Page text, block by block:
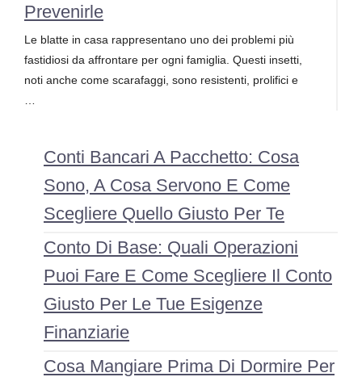
Prevenirle
Le blatte in casa rappresentano uno dei problemi più
fastidiosi da affrontare per ogni famiglia. Questi insetti,
noti anche come scarafaggi, sono resistenti, prolifici e
Conti Bancari A Pacchetto: Cosa
Sono, A Cosa Servono E Come
Scegliere Quello Giusto Per Te
Conto Di Base: Quali Operazioni
Puoi Fare E Come Scegliere Il Conto
Giusto Per Le Tue Esigenze
Finanziarie
Cosa Mangiare Prima Di Dormire Per